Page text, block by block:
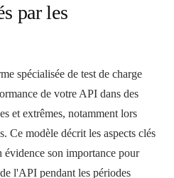
par les
spécialisée de test de charge
de votre API dans des
et extrêmes, notamment lors
Ce modèle décrit les aspects clés
évidence son importance pour
l'API pendant les périodes